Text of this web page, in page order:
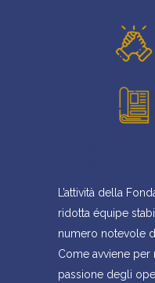
L’attività della
ridotta équipe
numero notevole
Come avviene
passione degli